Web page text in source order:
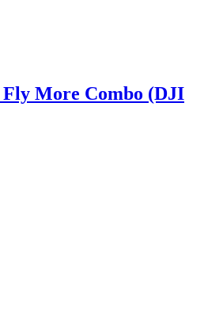
More Combo (DJI